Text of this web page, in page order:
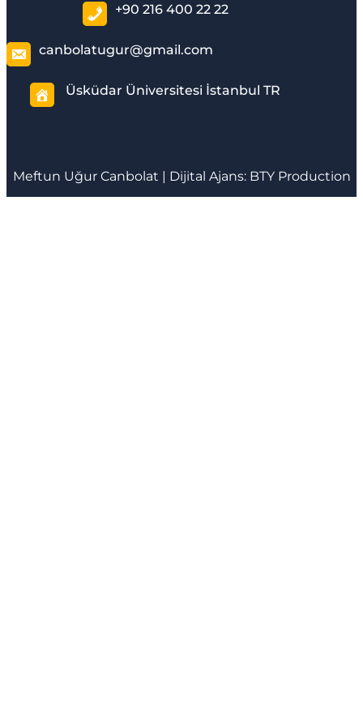
+90 216 400 22 22
canbolatugur@gmail.com
Üsküdar Üniversitesi İstanbul TR
Meftun Uğur Canbolat | Dijital Ajans: BTY Production